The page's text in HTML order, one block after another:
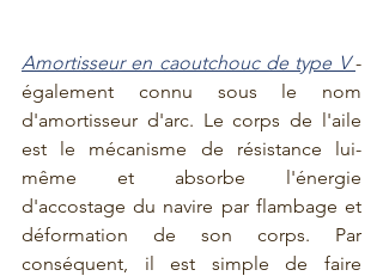
Amortisseur en caoutchouc de type V -
également connu sous le nom
d'amortisseur d'arc. Le corps de l'aile
est le mécanisme de résistance lui-
même et absorbe l'énergie
d'accostage du navire par flambage et
déformation de son corps. Par
conséquent, il est simple de faire